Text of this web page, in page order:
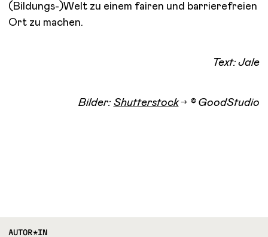
(Bildungs-)Welt zu einem fairen und barrierefreien
Ort zu machen.
Text: Jale
Bilder: Shutterstock © GoodStudio
AUTOR*IN